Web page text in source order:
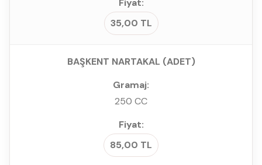
35,00 TL
BAŞKENT NARTAKAL (ADET)
250 CC
85,00 TL